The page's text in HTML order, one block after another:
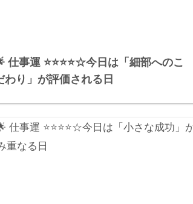
仕事運 ⭐⭐⭐⭐☆今日は「細部へのこ
わり」が評価される日